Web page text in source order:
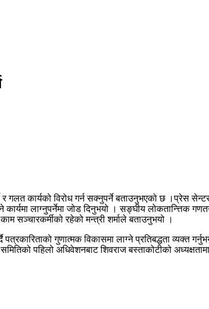
गलत कार्यको विरोध गर्न सक्नुपर्ने बताउनुभएको छ ।प्रेस
लाग्नुपर्नेमा जोड दिनुभयो । सङ्घीय लोकतान्त्तिक
सञ्चारकर्मीको रहेको मन्त्री शर्माले बताउनुभयो ।
पत्रकारिताको गुणात्मक विकासमा लाग्ने प्रतिबद्धता व्यक्त
पहिलो अधिवेशनबाट शिवराज बस्ताकोटीको